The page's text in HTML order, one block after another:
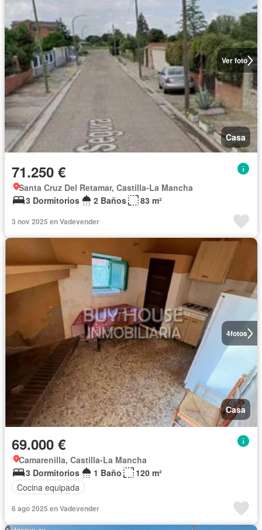
Ver foto
Casa
71.250 €
Santa Cruz Del Retamar, Castilla-La Mancha
3 Dormitorios
2 Baños 83 m²
3 nov 2025 en Vadevender
4fotos
Casa
69.000 €
Camarenilla, Castilla-La Mancha
3 Dormitorios
1 Baño
120 m²
Cocina equipada
6 ago 2025 en Vadevender